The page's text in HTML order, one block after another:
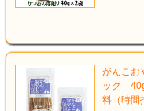
がんこお
ック
料（時間